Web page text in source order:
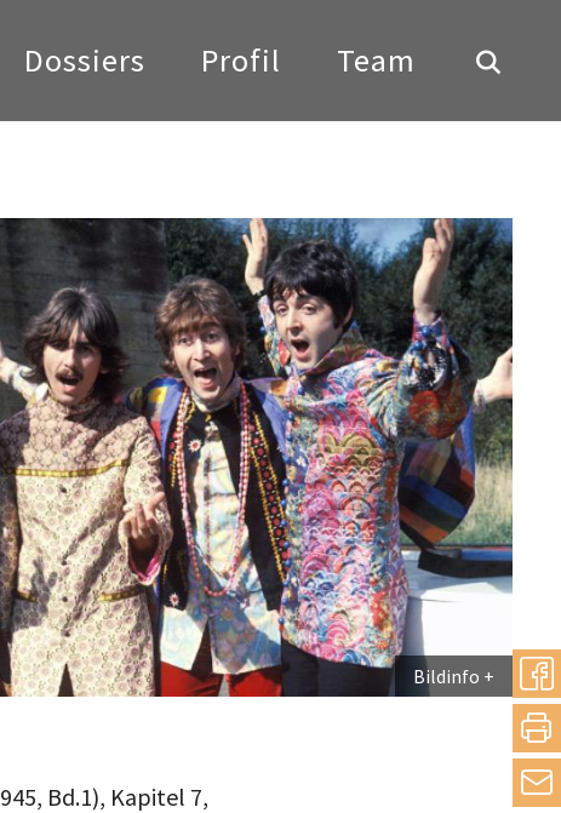
Dossiers Profil Team
Bildinfo
teilen
Bd.1), Kapitel 7,